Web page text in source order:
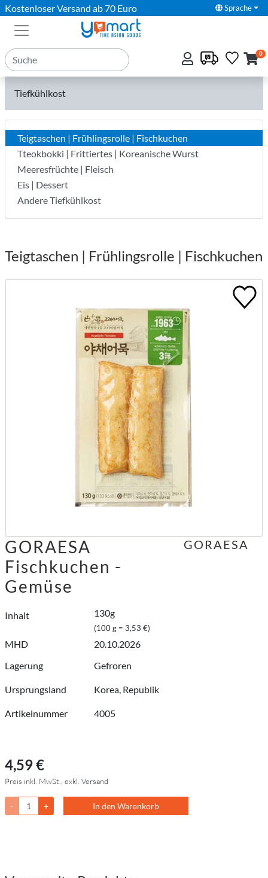
Kostenloser Versand ab 70 Euro Sprache
0
Tiefkühlkost
Teigtaschen | Frühlingsrolle | Fischkuchen
Tteokbokki | Frittiertes | Koreanische Wurst
Meeresfrüchte | Fleisch
Eis | Dessert
Andere Tiefkühlkost
Teigtaschen | Frühlingsrolle | Fischkuchen
GORAESA
Fischkuchen -
Gemüse
Inhalt 130g
(100 g = 3,53 €)
MHD
20.10.2026
Lagerung
Gefroren
Ursprungsland Korea, Republik
Artikelnummer 4005
GORAESA
4,59 €
Preis inkl. MwSt., exkl. Versand
- + In den Warenkorb